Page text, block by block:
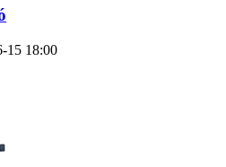
15 18:00